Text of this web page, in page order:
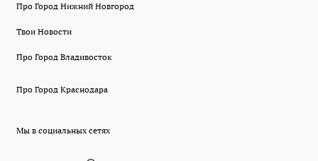
Про Город Нижний Новгород
Твои Новости
Про Город Владивосток
Про Город Краснодара
Мы в социальных сетях